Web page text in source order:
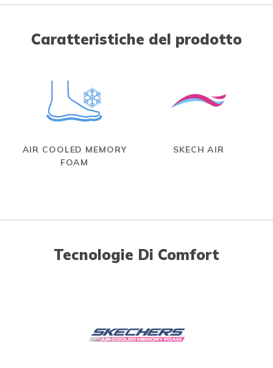
Caratteristiche del prodotto
AIR COOLED MEMORY
FOAM
SKECH AIR
Tecnologie Di Comfort